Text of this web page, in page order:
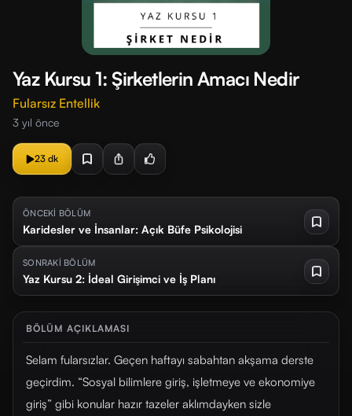
Yaz Kursu 1: Şirketlerin Amacı Nedir
Fularsız Entellik
3 yıl önce
23 dk
ÖNCEKİ BÖLÜM
Karidesler ve İnsanlar: Açık Büfe Psikolojisi
SONRAKİ BÖLÜM
Yaz Kursu 2: İdeal Girişimci ve İş Planı
BÖLÜM AÇIKLAMASI
Selam fularsızlar. Geçen haftayı sabahtan akşama derste
geçirdim. “Sosyal bilimlere giriş, işletmeye ve ekonomiye
giriş” gibi konular hazır tazeler aklımdayken sizle